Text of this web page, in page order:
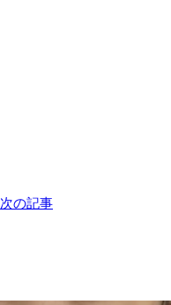
次の記事